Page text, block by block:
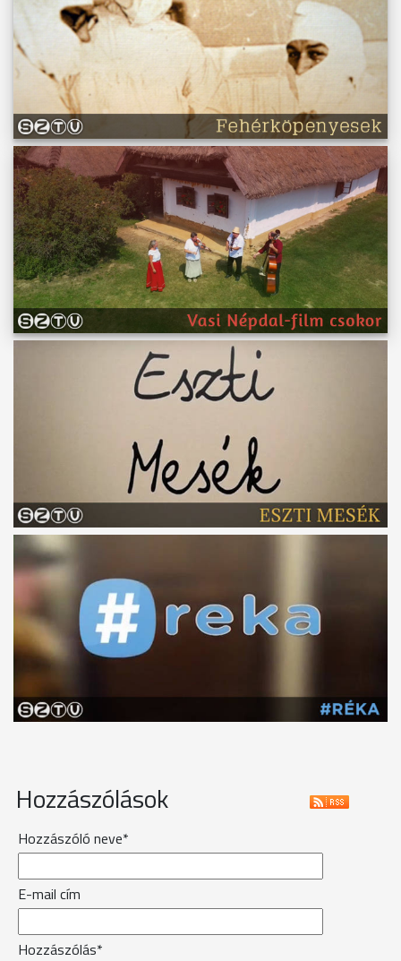
Hozzászólások
Hozzászóló neve*
E-mail cím
Hozzászólás*